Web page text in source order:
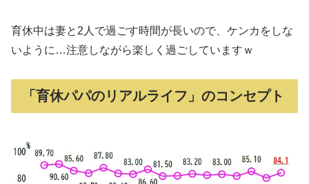
育休中は妻と2人で過ごす時間が長いので、ケンカをしな
いように…注意しながら楽しく過ごしていますｗ
「育休パパのリアルライフ」のコンセプト